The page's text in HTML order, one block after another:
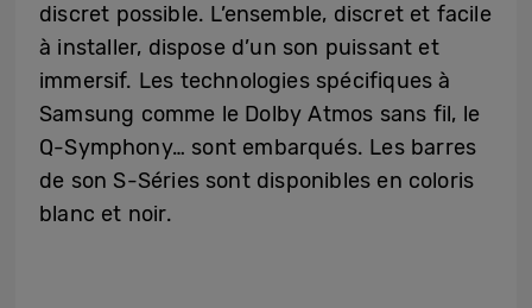
discret possible. L’ensemble, discret et facile
à installer, dispose d’un son puissant et
immersif. Les technologies spécifiques à
Samsung comme le Dolby Atmos sans fil, le
Q-Symphony… sont embarqués. Les barres
de son S-Séries sont disponibles en coloris
blanc et noir.